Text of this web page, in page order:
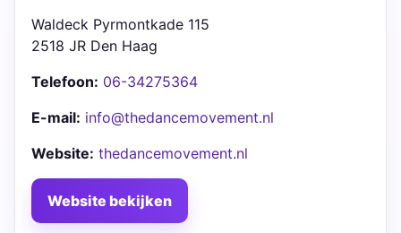
Waldeck Pyrmontkade 115
2518 JR Den Haag
Telefoon: 06-34275364
E-mail: info@thedancemovement.nl
Website: thedancemovement.nl
Website bekijken